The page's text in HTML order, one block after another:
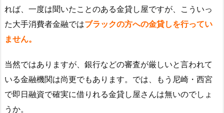
れば、一度は聞いたことのある金貸し屋ですが、こういっ
た大手消費者金融ではブラックの方への金貸しを行ってい
ません。
当然ではありますが、銀行などの審査が厳しいと言われて
いる金融機関は尚更でもあります。では、もう尼崎・西宮
で即日融資で確実に借りれる金貸し屋さんは無いのでしょ
うか。